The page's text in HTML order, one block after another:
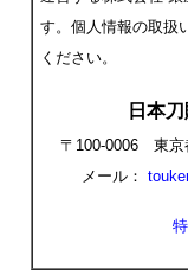
す。個人情報の取扱
ください。
日本
〒100-0006 東京
メール：